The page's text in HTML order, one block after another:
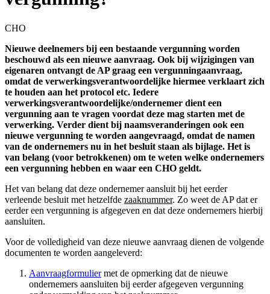
CHO
Nieuwe deelnemers bij een bestaande vergunning worden
beschouwd als een nieuwe aanvraag. Ook bij wijzigingen van
eigenaren ontvangt de AP graag een vergunningaanvraag,
omdat de verwerkingsverantwoordelijke hiermee verklaart zich
te houden aan het protocol etc. Iedere
verwerkingsverantwoordelijke/ondernemer dient een
vergunning aan te vragen voordat deze mag starten met de
verwerking. Verder dient bij naamsveranderingen ook een
nieuwe vergunning te worden aangevraagd, omdat de namen
van de ondernemers nu in het besluit staan als bijlage. Het is
van belang (voor betrokkenen) om te weten welke ondernemers
een vergunning hebben en waar een CHO geldt.
Het van belang dat deze ondernemer aansluit bij het eerder
verleende besluit met hetzelfde zaaknummer. Zo weet de AP dat er
eerder een vergunning is afgegeven en dat deze ondernemers hierbij
aansluiten.
Voor de volledigheid van deze nieuwe aanvraag dienen de volgende
documenten te worden aangeleverd:
Aanvraagformuliermet de opmerking dat de nieuwe
ondernemers aansluiten bij eerder afgegeven vergunning